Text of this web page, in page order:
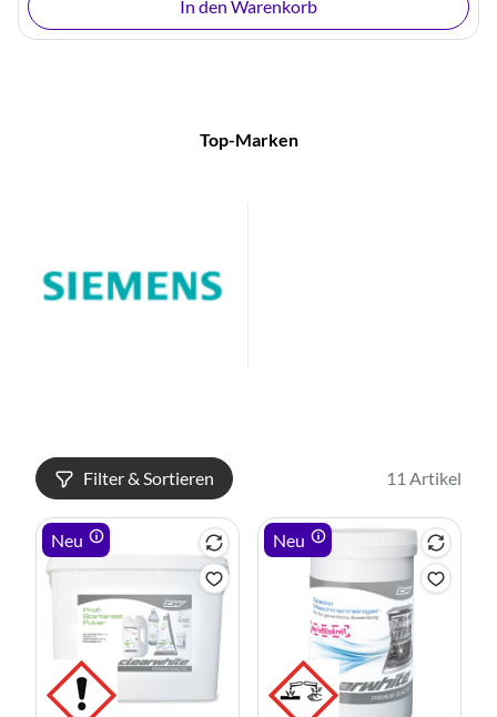
In den Warenkorb
Top-Marken
Filter & Sortieren 11 Artikel
Neu Neu